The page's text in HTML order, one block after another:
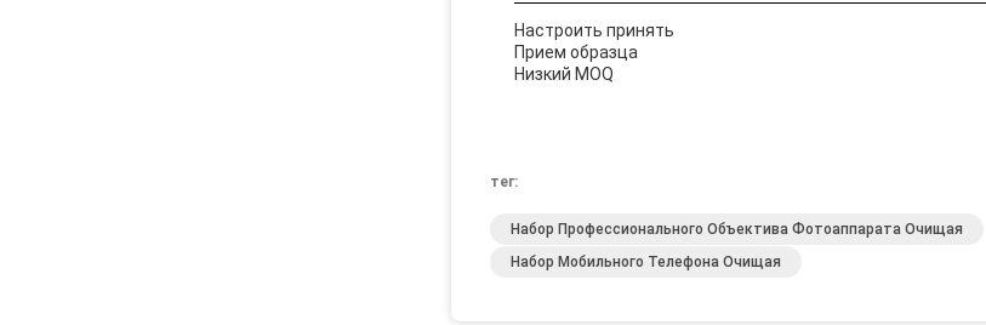
Настроить принять
Прием образца
Низкий MOQ
тег:
Набор Профессионального Объектива Фотоаппарата Очищая
Набор Мобильного Телефона Очищая